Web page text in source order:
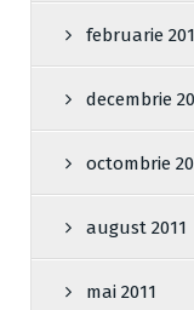
februarie
decembrie
octombrie
august 2011
mai 2011